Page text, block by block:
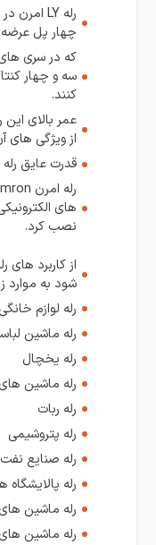
چهار پل
کنند.
عمر بالای
از ویژگی های
قدرت عایق رله LY امرن برابر KV2 می باشد.
های
نصب کرد.
از کاربرد
شود به موارد
رله لوازم خانگی
رله ماشین
رله یخچال
رله ماشین
رله ربات
رله پتروشیمی
رله صنایع نفت
رله پالایشگاه
رله ماشین
رله ماشین